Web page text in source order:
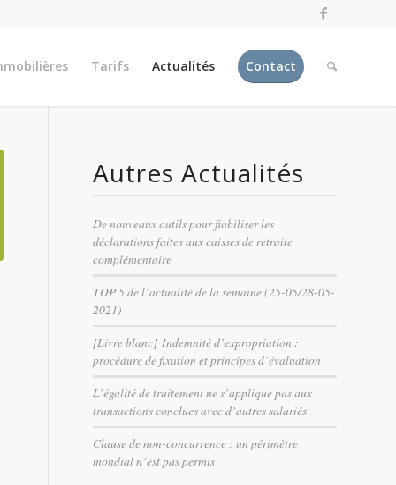
Tarifs Actualités Contact
Autres Actualités
De nouveaux outils pour fiabiliser les
déclarations faites aux caisses de retraite
complémentaire
TOP 5 de l’actualité de la semaine (25-05/28-05-
2021)
[Livre blanc] Indemnité d’expropriation :
procédure de fixation et principes d’évaluation
L’égalité de traitement ne s’applique pas aux
transactions conclues avec d’autres salariés
Clause de non-concurrence : un périmètre
mondial n’est pas permis